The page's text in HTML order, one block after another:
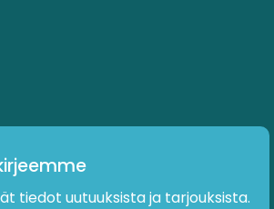
tiedot uutuuksista ja tarjouksista.